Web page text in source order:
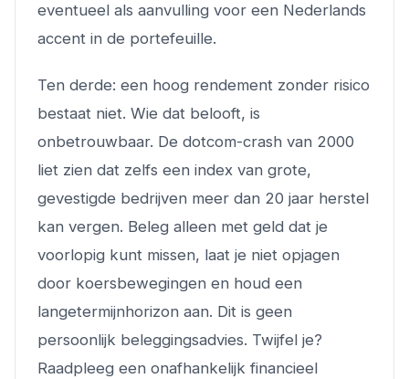
eventueel als aanvulling voor een Nederlands
accent in de portefeuille.
Ten derde: een hoog rendement zonder risico
bestaat niet. Wie dat belooft, is
onbetrouwbaar. De dotcom-crash van 2000
liet zien dat zelfs een index van grote,
gevestigde bedrijven meer dan 20 jaar herstel
kan vergen. Beleg alleen met geld dat je
voorlopig kunt missen, laat je niet opjagen
door koersbewegingen en houd een
langetermijnhorizon aan. Dit is geen
persoonlijk beleggingsadvies. Twijfel je?
Raadpleeg een onafhankelijk financieel